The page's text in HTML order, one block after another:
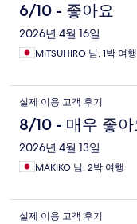
6/10 - 좋아요
2026년 4월 16일
MITSUHIRO 님, 1박 여행
실제 이용 고객 후기
8/10 - 매우 좋아
2026년 4월 13일
MAKIKO 님, 2박 여행
실제 이용 고객 후기